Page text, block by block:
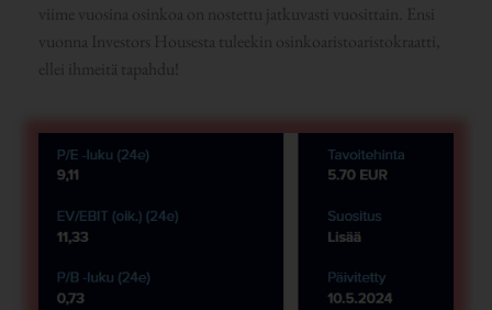
viime vuosina osinkoa on nostettu jatkuvasti vuosittain. Ensi
vuonna Investors Housesta tuleekin osinkoaristoaristokraatti,
ellei ihmeitä tapahdu!